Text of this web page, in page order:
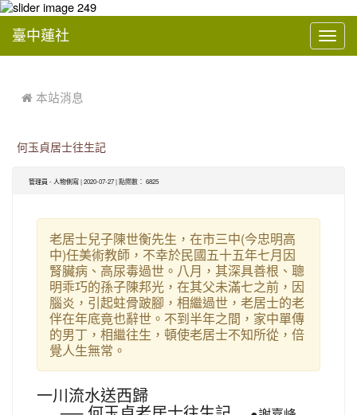
臺中蓮社
 本站消息
何玉貞居士往生記
管理員 - 人物側寫 | 2020-07-27 | 點閱數： 6825
老居士兒子陳世衡先生，在市三中(今忠明高
中)任美術教師，不幸於民國五十五年七月因
腎臟病、高尿毒過世。八月，其深具善根、聰
明乖巧的孫子陳邦光，在其父未滿七之前，因
腦炎，引起蛀骨跛腳，相繼過世，老居士的老
伴在年底竟也辭世。不到半年之間，家中單傳
的男丁，相繼往生，頓使老居士不知所從，倍
覺人生無常。
一川流水送西歸